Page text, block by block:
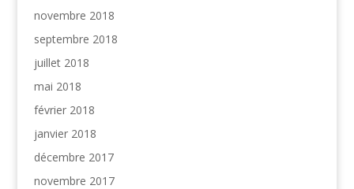
novembre 2018
septembre 2018
juillet 2018
mai 2018
février 2018
janvier 2018
décembre 2017
novembre 2017